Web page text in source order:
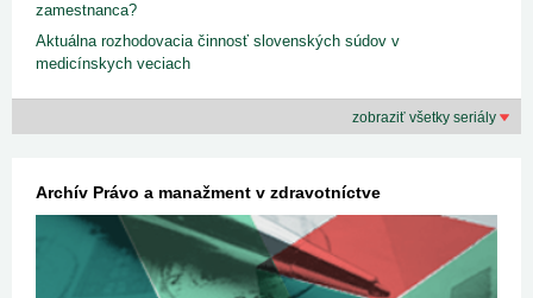
zamestnanca?
Aktuálna rozhodovacia činnosť slovenských súdov v
medicínskych veciach
zobraziť všetky seriály
Archív Právo a manažment v zdravotníctve